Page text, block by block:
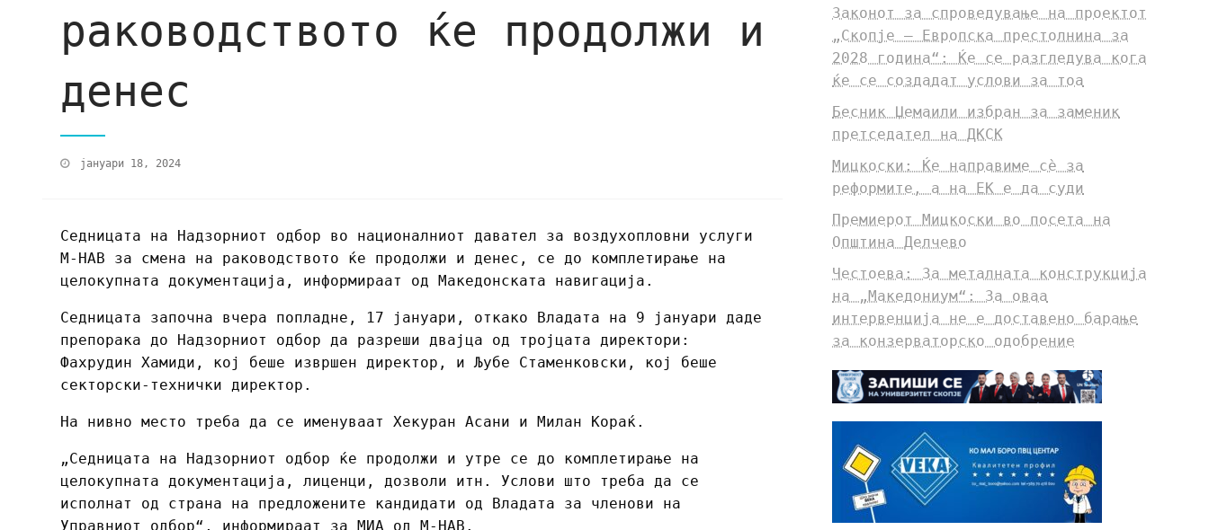
раководството ќе продолжи и
денес
јануари 18, 2024
Седницата на Надзорниот одбор во националниот давател за воздухопловни услуги
М-НАВ за смена на раководството ќе продолжи и денес, се до комплетирање на
целокупната документација, информираат од Македонската навигација.
Седницата започна вчера попладне, 17 јануари, откако Владата на 9 јануари даде
препорака до Надзорниот одбор да разреши двајца од тројцата директори:
Фахрудин Хамиди, кој беше извршен директор, и Љубе Стаменковски, кој беше
секторски-технички директор.
На нивно место треба да се именуваат Хекуран Асани и Милан Кораќ.
„Седницата на Надзорниот одбор ќе продолжи и утре се до комплетирање на
целокупната документација, лиценци, дозволи итн. Услови што треба да се
исполнат од страна на предложените кандидати од Владата за членови на
Управниот одбор“, информираат за МИА од М-НАВ.
Законот за спроведување на проектот
„Скопје – Европска престолнина за
2028 година“: Ќе се разгледува кога
ќе се создадат услови за тоа
Бесник Џемаили избран за заменик
претседател на ДКСК
Мицкоски: Ќе направиме сè за
реформите, а на ЕК е да суди
Премиерот Мицкоски во посета на
Општина Делчево
Честоева: За металната конструкција
на „Македониум“: За оваа
интервенција не е доставено барање
за конзерваторско одобрение